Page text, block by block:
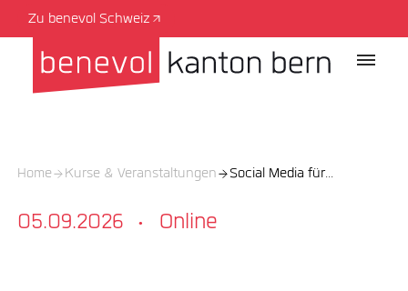
Zu benevol Schweiz
Home Kurse & Veranstaltungen Social Media für...
05.09.2026 · Online